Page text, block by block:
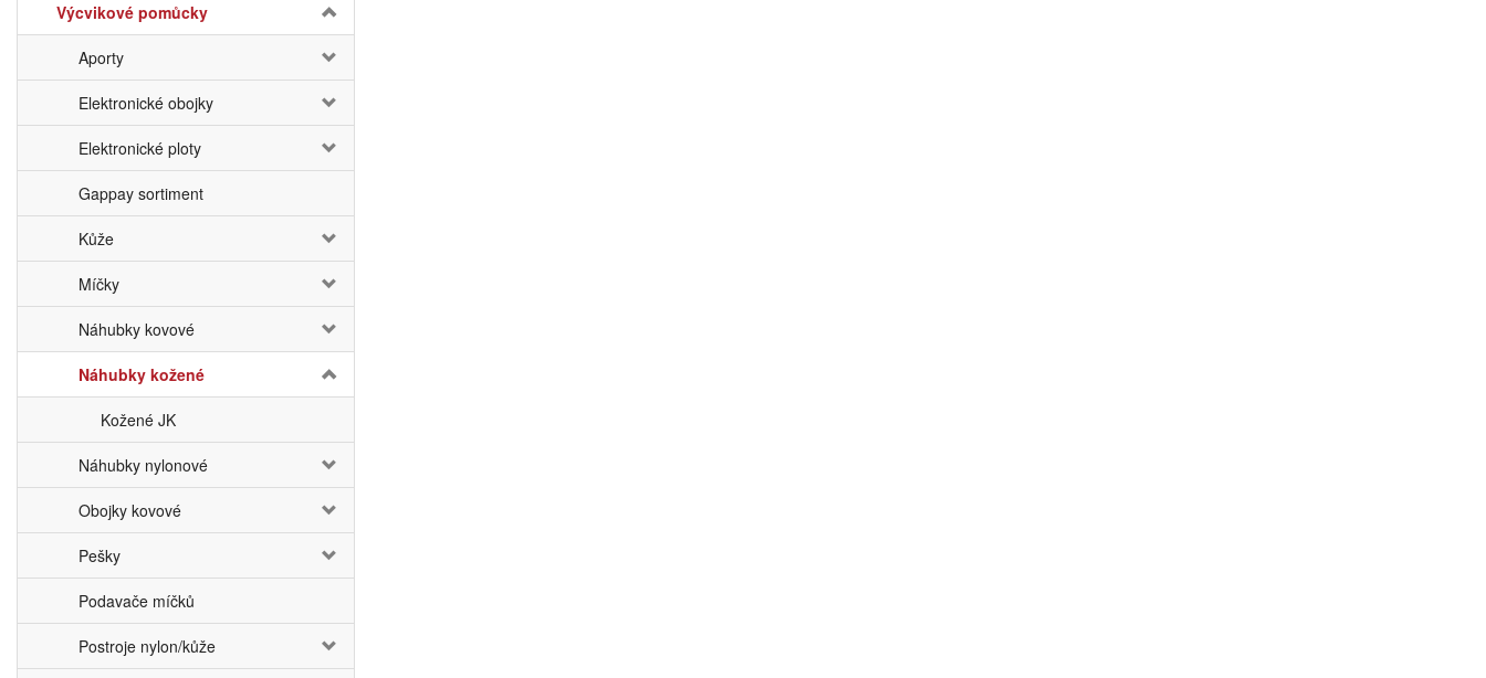
Výcvikové pomůcky
Aporty
Elektronické obojky
Elektronické ploty
Gappay sortiment
Kůže
Míčky
Náhubky kovové
Náhubky kožené
Kožené JK
Náhubky nylonové
Obojky kovové
Pešky
Podavače míčků
Postroje nylon/kůže